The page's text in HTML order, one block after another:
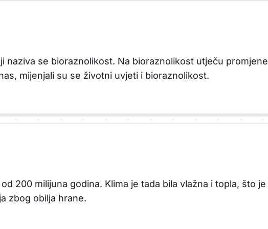
naziva se bioraznolikost. Na bioraznolikost utječu promjene
mijenjali su se životni uvjeti i bioraznolikost.
200 milijuna godina. Klima je tada bila vlažna i topla, što je
zbog obilja hrane.